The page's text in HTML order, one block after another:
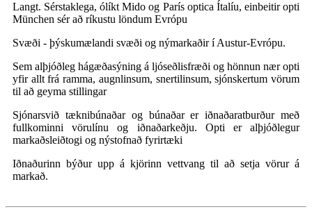
Langt. Sérstaklega, ólíkt Mido og París optica Ítalíu, einbeitir opti
München sér að ríkustu löndum Evrópu
Svæði - þýskumælandi svæði og nýmarkaðir í Austur-Evrópu.
Sem alþjóðleg hágæðasýning á ljóseðlisfræði og hönnun nær opti
yfir allt frá ramma, augnlinsum, snertilinsum, sjónskertum vörum
til að geyma stillingar
Sjónarsvið tæknibúnaðar og búnaðar er iðnaðaratburður með
fullkominni vörulínu og iðnaðarkeðju. Opti er alþjóðlegur
markaðsleiðtogi og nýstofnað fyrirtæki
Iðnaðurinn býður upp á kjörinn vettvang til að setja vörur á
markað.